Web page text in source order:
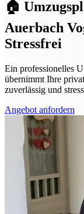
🏠
Auerbach
Stressfrei
Ein professionelles
übernimmt Ihre
zuverlässig und
Angebot anfordern